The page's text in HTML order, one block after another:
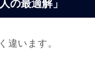
の最適解」
違います。